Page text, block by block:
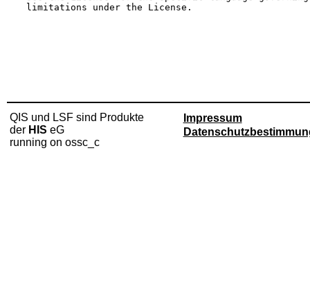
QIS und LSF sind Produkte
der HIS eG
running on ossc_c
Impressum